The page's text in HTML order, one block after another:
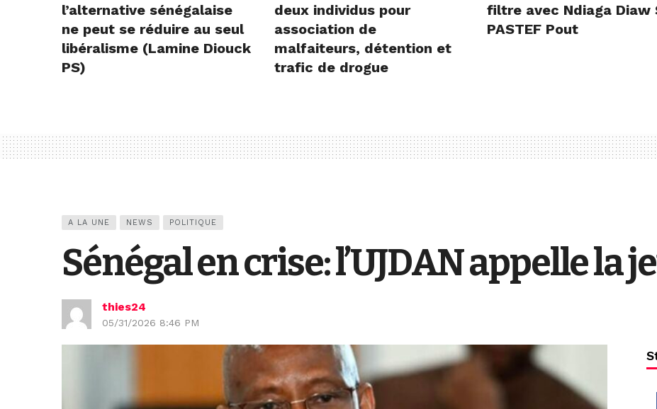
l’alternative sénégalaise
ne peut se réduire au seul
libéralisme (Lamine Diouck
PS)
deux individus pour
association de
malfaiteurs, détention et
trafic de drogue
filtre avec Ndiaga Diaw
PASTEF Pout
A LA UNE NEWS POLITIQUE
Sénégal en crise: l’UJDAN appelle la
thies24
05/31/2026 8:46 PM